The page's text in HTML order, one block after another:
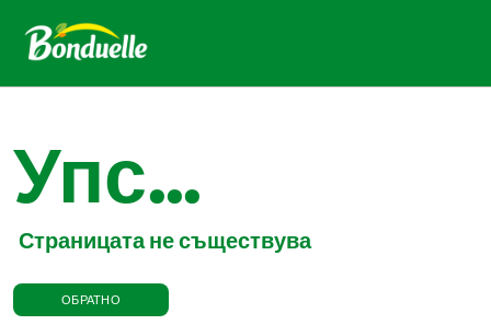
Упс...
Страницата не съществува
ОБРАТНО